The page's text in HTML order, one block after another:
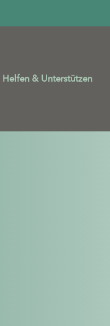
Helfen & Unterstützen